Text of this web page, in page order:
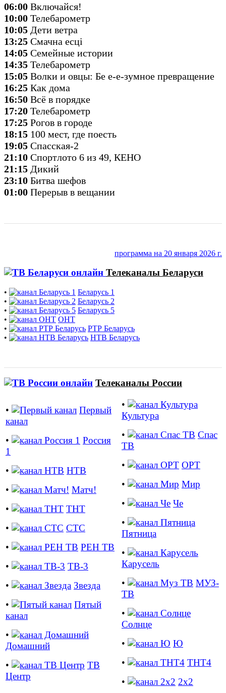
06:00 Включайся!
10:00 Телебарометр
10:05 Дети ветра
13:25 Смачна есцi
14:05 Семейные истории
14:35 Телебарометр
15:05 Волки и овцы: Бе е-е-зумное превращение
16:25 Как дома
16:50 Всё в порядке
17:20 Телебарометр
17:25 Рогов в городе
18:15 100 мест, где поесть
19:05 Спасская-2
21:10 Спортлото 6 из 49, КЕНО
21:15 Дикий
23:10 Битва шефов
01:00 Перерыв в вещании
программа на 20 января 2026 г.
Телеканалы Беларуси
•
Беларусь 1
•
Беларусь 2
•
Беларусь 5
•
ОНТ
•
РТР Беларусь
•
НТВ Беларусь
Телеканалы России
•
Первый
канал
•
Россия
1
•
НТВ
•
Матч!
•
ТНТ
•
СТС
•
РЕН ТВ
•
ТВ-3
•
Звезда
•
Пятый
канал
•
Домашний
•
ТВ
Центр
•
Культура
•
Спас
ТВ
•
ОРТ
•
Мир
•
Че
•
Пятница
•
Карусель
•
МУЗ-
ТВ
•
Солнце
•
Ю
•
ТНТ4
•
2х2